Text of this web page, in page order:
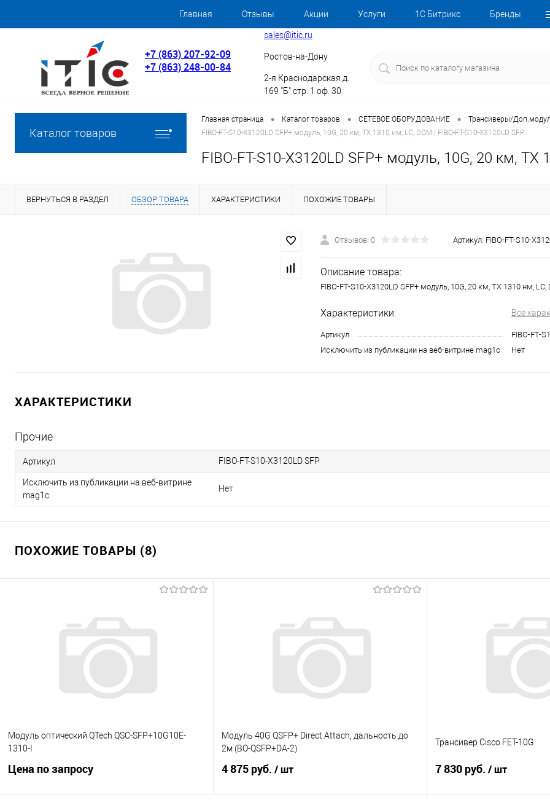
Главная Отзывы Акции Услуги 1С Битрикс Бренды
+7 (863) 207-92-09
+7 (863) 248-00-84
sales@itic.ru
Ростов-на-Дону
2-я Краснодарская д.
169 "Б" стр. 1 оф. 30
Каталог товаров
Главная страница • Каталог товаров • СЕТЕВОЕ ОБОРУДОВАНИЕ •
Трансиверы/
FIBO-FT-S10-X3120LD SFP+ модуль, 10G, 20 км, TX 1310 нм, LC, DDM | FIBO-FT-S10-X3120LD SFP
FIBO-FT-S10-X3120LD SFP+ модуль, 10G, 20 км, TX
ВЕРНУТЬСЯ В РАЗДЕЛ ОБЗОР ТОВАРА ХАРАКТЕРИСТИКИ ПОХОЖИЕ ТОВАРЫ
Отзывов: 0 Артикул: FIBO-FT-S10-
Описание товара:
FIBO-FT-S10-X3120LD SFP+ модуль, 10G, 20 км, TX 1310 нм, LC,
Характеристики: Все
Артикул
FIBO-FT-
Исключить из публикации на веб-витрине mag1c
Нет
ХАРАКТЕРИСТИКИ
Прочие
Артикул FIBO-FT-S10-X3120LD SFP
Исключить из публикации на веб-витрине
mag1c
Нет
ПОХОЖИЕ ТОВАРЫ (8)
Модуль оптический QTech QSC-SFP+10G10E-
1310-I
Цена по запросу
Модуль 40G QSFP+ Direct Attach, дальность до
2м (BO-QSFP+DA-2)
4 875 руб. / шт
Трансивер Cisco FET-10G
7 830 руб. / шт